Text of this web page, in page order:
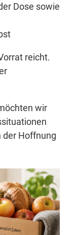
Dose sowie
reicht.
wir
der Hoffnung